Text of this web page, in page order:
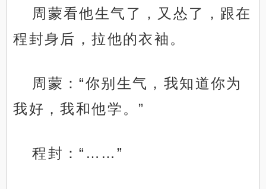
周蒙看他生气了，又怂了，跟在
程封身后，拉他的衣袖。
周蒙：“你别生气，我知道你为
我好，我和他学。”
程封：“……”